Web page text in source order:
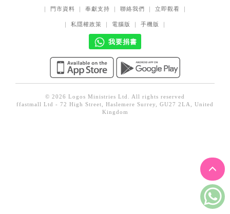
文藝／勵志
禮品專區
得獎作品推介
｜ 門市資料 ｜ 奉獻支持 ｜ 聯絡我們 ｜ 立即觀看 ｜
｜ 私隱權政策 ｜ 電腦版 ｜ 手機版 ｜
我要捐書
© 2026 Logos Ministries Ltd. All rights reserved
ffastmall Ltd - 72 High Street, Haslemere Surrey, GU27 2LA, United
Kingdom